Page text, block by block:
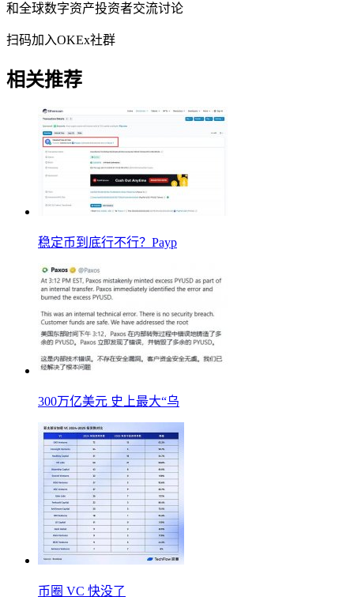
和全球数字资产投资者交流讨论
扫码加入OKEx社群
相关推荐
稳定币到底行不行？Payp
300万亿美元 史上最大“乌
币圈 VC 快没了